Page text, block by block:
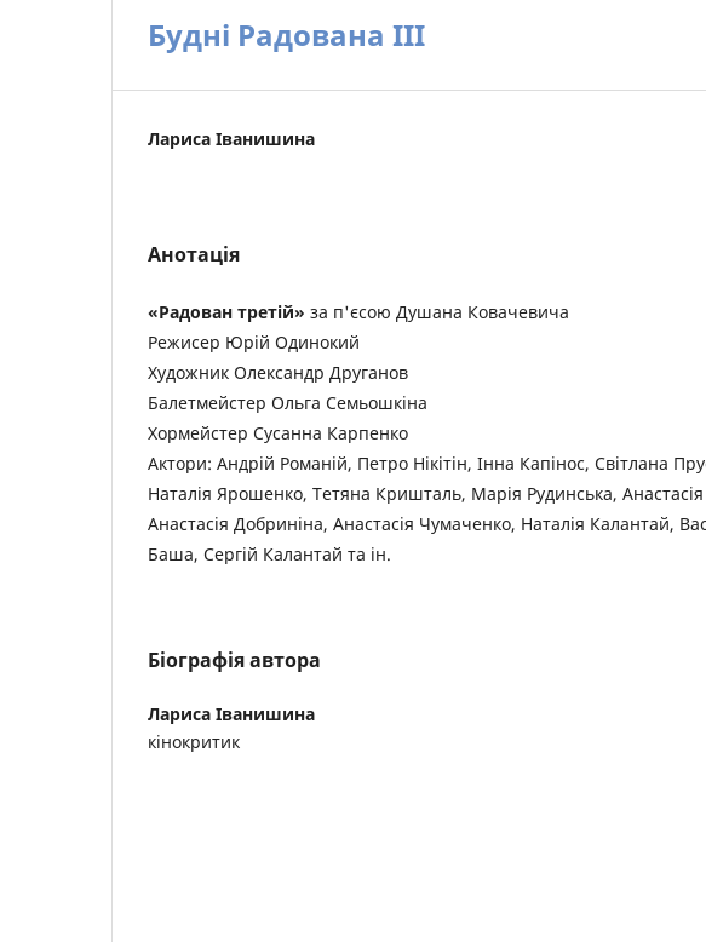
Будні Радована ІІІ
Лариса Іванишина
Анотація
«Радован третій» за п'єсою Душана Ковачевича
Режисер Юрій Одинокий
Художник Олександр Друганов
Балетмейстер Ольга Семьошкіна
Хормейстер Сусанна Карпенко
Актори: Андрій Романій, Петро Нікітін, Інна Капінос, Світлана
Наталія Ярошенко, Тетяна Кришталь, Марія Рудинська, Анастасія
Анастасія Добриніна, Анастасія Чумаченко, Наталія Калантай,
Баша, Сергій Калантай та ін.
Біографія автора
Лариса Іванишина
кінокритик